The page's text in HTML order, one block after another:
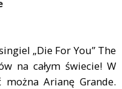
„Die For You” The
na całym świecie! W
Arianę Grande.